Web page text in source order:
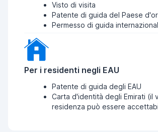
Visto di visita
Patente di guida del Paese
Permesso di guida
Per i residenti negli EAU
Patente di guida degli EAU
Carta d'identità degli Emirati (il
residenza può essere